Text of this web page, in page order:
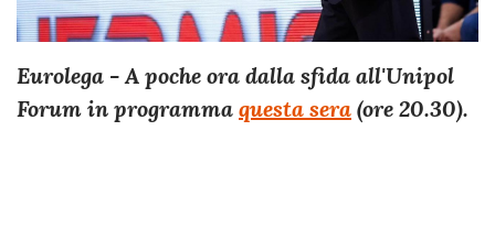
Eurolega - A poche ora dalla sfida all'Unipol
Forum in programma questa sera (ore 20.30).